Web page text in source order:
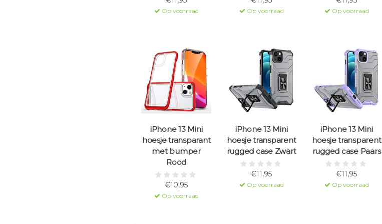
Op voorraad Op voorraad Op voorraad
iPhone 13 Mini
hoesje transparant
met bumper
Rood
€10,95
Op voorraad
iPhone 13 Mini
hoesje transparent
rugged case Zwart
€11,95
Op voorraad
iPhone 13 Mini
hoesje transparent
rugged case Paars
€11,95
Op voorraad